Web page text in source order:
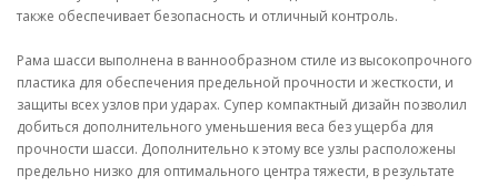
также обеспечивает безопасность и отличный контроль.
Рама шасси выполнена в ваннообразном стиле из высокопрочного
пластика для обеспечения предельной прочности и жесткости, и
защиты всех узлов при ударах. Супер компактный дизайн позволил
добиться дополнительного уменьшения веса без ущерба для
прочности шасси. Дополнительно к этому все узлы расположены
предельно низко для оптимального центра тяжести, в результате